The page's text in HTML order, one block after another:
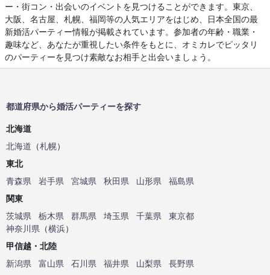
ー・街コン・出会いのイベントを見つけることができます。東京、
大阪、名古屋、札幌、福岡等の人気エリアをはじめ、日本全国の最
新婚活パーティー情報が掲載されています。参加者の年齢・職業・
趣味など、あなたが重視したい条件をもとに、オミカレでピッタリ
のパーティーを見つけ素敵なお相手と出会いましょう。
都道府県から婚活パーティーを探す
北海道
北海道 （札幌）
東北
青森県
岩手県 宮城県 秋田県 山形県
福島県
関東
茨城県
栃木県 群馬県 埼玉県 千葉県
東京都
神奈川県 （横浜）
甲信越・北陸
新潟県
富山県 石川県 福井県 山梨県
長野県